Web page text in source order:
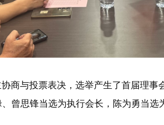
与投票表决，选举产生了首届理事
曾思锋当选为执行会长，陈为勇当选